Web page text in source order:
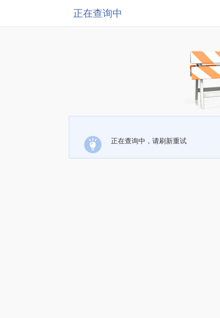
正在查询中
正在查询中，请刷新重试